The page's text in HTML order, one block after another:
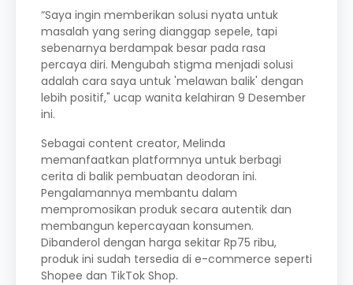
“Saya ingin memberikan solusi nyata untuk
masalah yang sering dianggap sepele, tapi
sebenarnya berdampak besar pada rasa
percaya diri. Mengubah stigma menjadi solusi
adalah cara saya untuk 'melawan balik' dengan
lebih positif," ucap wanita kelahiran 9 Desember
ini.
Sebagai content creator, Melinda
memanfaatkan platformnya untuk berbagi
cerita di balik pembuatan deodoran ini.
Pengalamannya membantu dalam
mempromosikan produk secara autentik dan
membangun kepercayaan konsumen.
Dibanderol dengan harga sekitar Rp75 ribu,
produk ini sudah tersedia di e-commerce seperti
Shopee dan TikTok Shop.